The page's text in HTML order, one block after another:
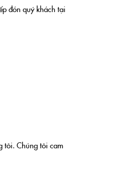
đón quý khách tại
tôi. Chúng tôi cam